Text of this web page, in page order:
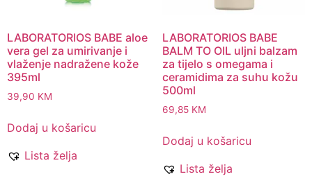
LABORATORIOS BABE aloe
vera gel za umirivanje i
vlaženje nadražene kože
395ml
39,90 KM
Dodaj u košaricu
Lista želja
LABORATORIOS BABE
BALM TO OIL uljni balzam
za tijelo s omegama i
ceramidima za suhu kožu
500ml
69,85 KM
Dodaj u košaricu
Lista želja